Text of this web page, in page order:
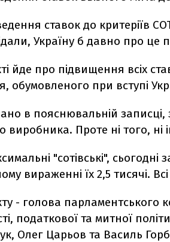
ставок до критеріїв
Україну б давно про це
йде про підвищення всіх
обумовленого при вступі
в пояснювальній
виробника. Проте ні того,
"сотівські",
вираженні їх 2,5 тисячі.
- голова парламентського
податкової та митної
Олег Царьов та Василь